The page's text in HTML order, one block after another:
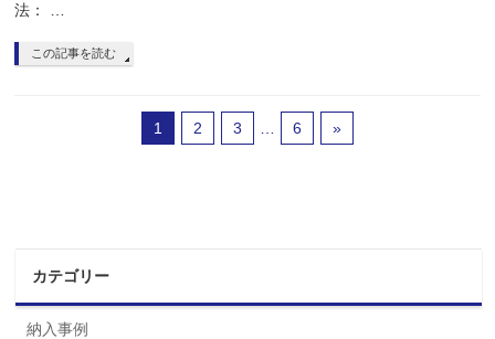
法： …
この記事を読む
1 2 3 6 »
カテゴリー
納入事例